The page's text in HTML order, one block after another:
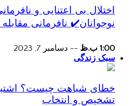
اختلال بی اعتنایی و
نوجوانان✔️ نافرمانی
1:00 ب.ظ -- دسامبر 7, 2023
سبک زندگی
خطای شباهت چیست؟
تشخیص و انتخاب